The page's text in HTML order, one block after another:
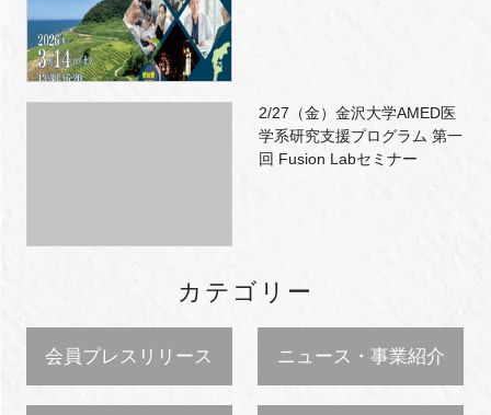
2/27（金）金沢大学AMED医
学系研究支援プログラム 第一
回 Fusion Labセミナー
カテゴリー
会員プレスリリース ニュース・事業紹介